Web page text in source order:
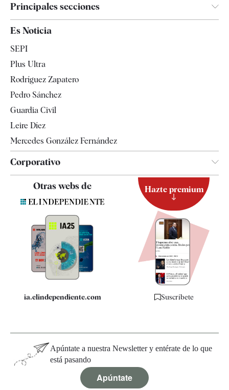
Principales secciones
España
Televisión
Es Noticia
SEPI
Plus Ultra
Rodríguez Zapatero
Pedro Sánchez
Guardia Civil
Leire Díez
Mercedes González Fernández
Corporativo
Contacto
Quiénes somos
Especificaciones
Otras webs de
ia.elindependiente.com
Hazte premium
Suscríbete
Apúntate a nuestra Newsletter y entérate de lo que
está pasando
Apúntate